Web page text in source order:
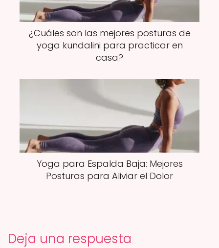
¿Cuáles son las mejores posturas de
yoga kundalini para practicar en
casa?
Yoga para Espalda Baja: Mejores
Posturas para Aliviar el Dolor
Deja una respuesta